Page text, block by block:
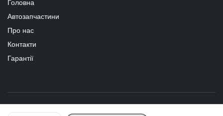
Головна
Автозапчастини
Про нас
Контакти
Гарантії